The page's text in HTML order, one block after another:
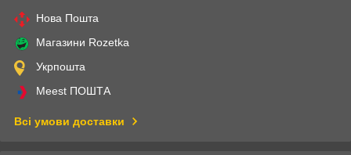
Нова Пошта
Магазини Rozetka
Укрпошта
Meest ПОШТА
Всі умови доставки